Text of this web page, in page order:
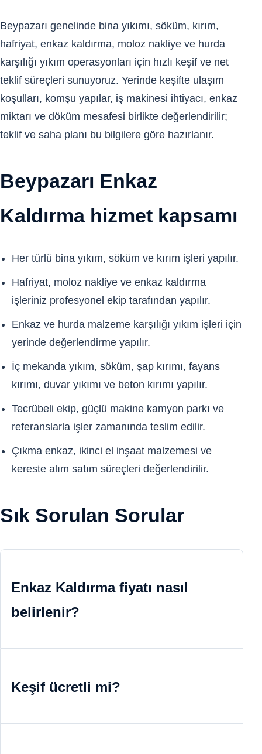
Beypazarı genelinde bina yıkımı, söküm, kırım,
hafriyat, enkaz kaldırma, moloz nakliye ve hurda
karşılığı yıkım operasyonları için hızlı keşif ve net
teklif süreçleri sunuyoruz. Yerinde keşifte ulaşım
koşulları, komşu yapılar, iş makinesi ihtiyacı, enkaz
miktarı ve döküm mesafesi birlikte değerlendirilir;
teklif ve saha planı bu bilgilere göre hazırlanır.
Beypazarı Enkaz
Kaldırma hizmet kapsamı
Her türlü bina yıkım, söküm ve kırım işleri yapılır.
Hafriyat, moloz nakliye ve enkaz kaldırma
işleriniz profesyonel ekip tarafından yapılır.
Enkaz ve hurda malzeme karşılığı yıkım işleri için
yerinde değerlendirme yapılır.
İç mekanda yıkım, söküm, şap kırımı, fayans
kırımı, duvar yıkımı ve beton kırımı yapılır.
Tecrübeli ekip, güçlü makine kamyon parkı ve
referanslarla işler zamanında teslim edilir.
Çıkma enkaz, ikinci el inşaat malzemesi ve
kereste alım satım süreçleri değerlendirilir.
Sık Sorulan Sorular
Enkaz Kaldırma fiyatı nasıl
belirlenir?
Keşif ücretli mi?